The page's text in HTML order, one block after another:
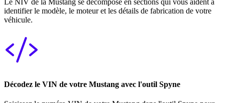
identifier le modèle, le moteur et les détails de fabrication de votre
véhicule.
Décodez le VIN de votre Mustang avec l'outil Spyne